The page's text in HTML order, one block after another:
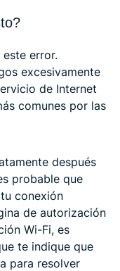
error.
excesivamente
de Internet
comunes por las
después
probable que
conexión
de autorización
Wi-Fi, es
te indique que
para resolver